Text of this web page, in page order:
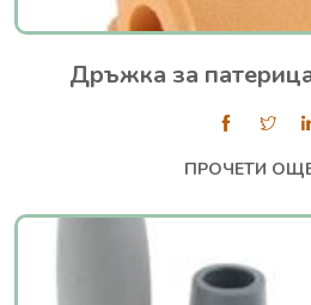
Дръжка за
ПРОЧЕТИ